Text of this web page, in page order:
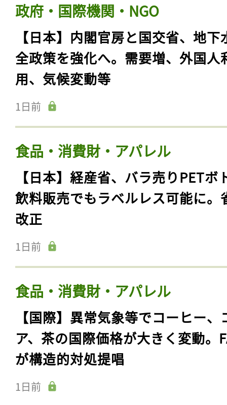
政府・国際機関・NGO
【日本】内閣官房と国交省、地下
全政策を強化へ。需要増、外国人
用、気候変動等
1日前
食品・消費財・アパレル
【日本】経産省、バラ売りPETボ
飲料販売でもラベルレス可能に。
改正
1日前
食品・消費財・アパレル
【国際】異常気象等でコーヒー、
ア、茶の国際価格が大きく変動。
が構造的対処提唱
1日前